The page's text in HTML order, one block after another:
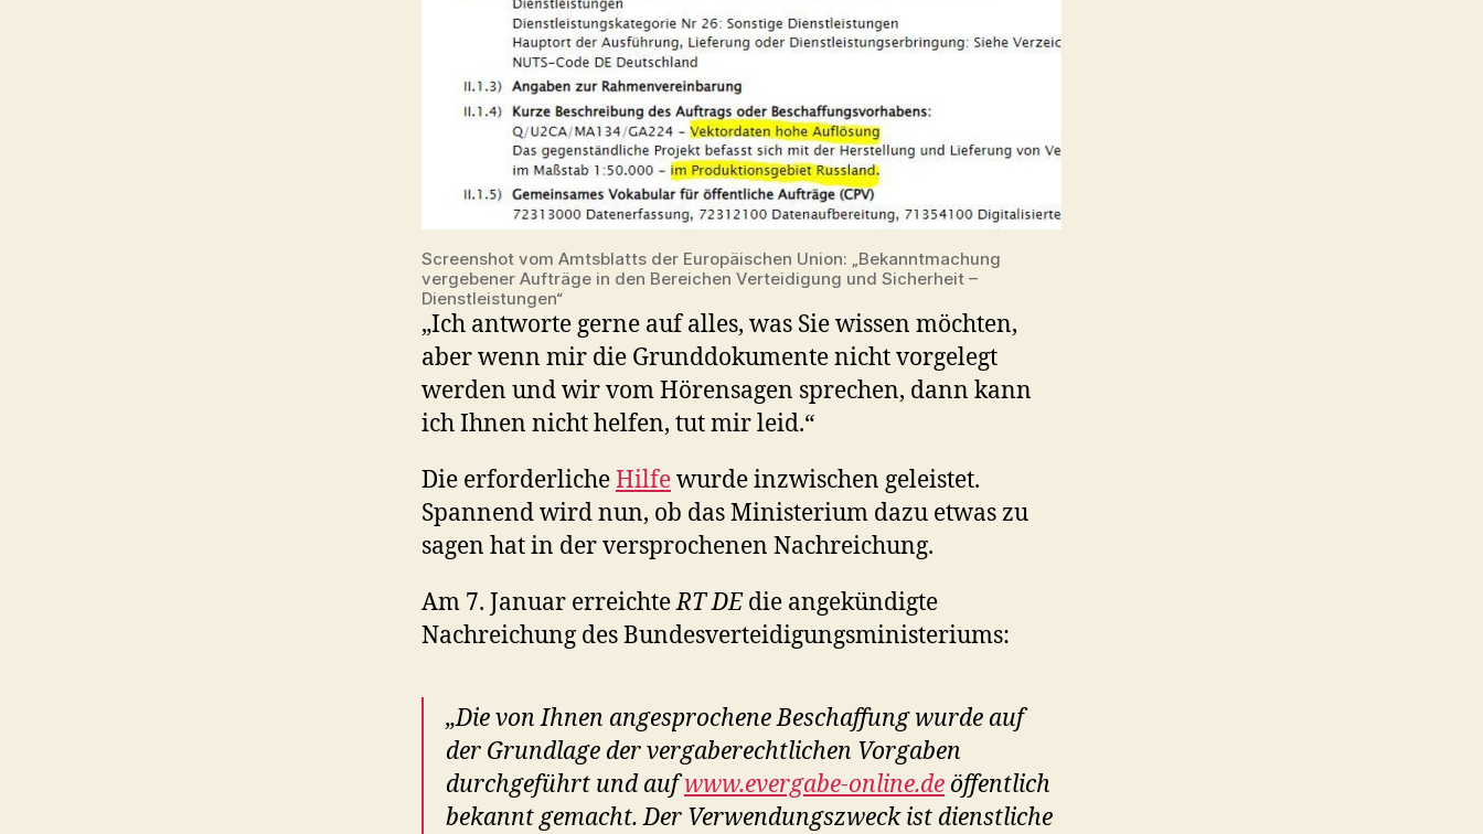
Screenshot vom Amtsblatts der Europäischen Union: „Bekanntmachung
vergebener Aufträge in den Bereichen Verteidigung und Sicherheit –
Dienstleistungen“
„Ich antworte gerne auf alles, was Sie wissen möchten,
aber wenn mir die Grunddokumente nicht vorgelegt
werden und wir vom Hörensagen sprechen, dann kann
ich Ihnen nicht helfen, tut mir leid.“
Die erforderlicheHilfewurde inzwischen geleistet.
Spannend wird nun, ob das Ministerium dazu etwas zu
sagen hat in der versprochenen Nachreichung.
Am 7. Januar erreichteRT DEdie angekündigte
Nachreichung des Bundesverteidigungsministeriums:
„Die von Ihnen angesprochene Beschaffung wurde auf
der Grundlage der vergaberechtlichen Vorgaben
durchgeführt und aufwww.evergabe-online.de öffentlich
bekannt gemacht. Der Verwendungszweck ist dienstliche